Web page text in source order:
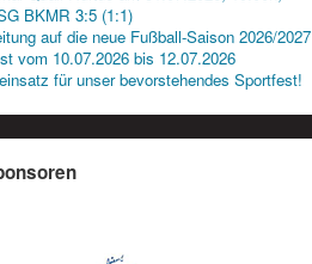
BKMR 3:5 (1:1)
auf die neue Fußball-Saison 2026/2027
vom 10.07.2026 bis 12.07.2026
für unser bevorstehendes Sportfest!